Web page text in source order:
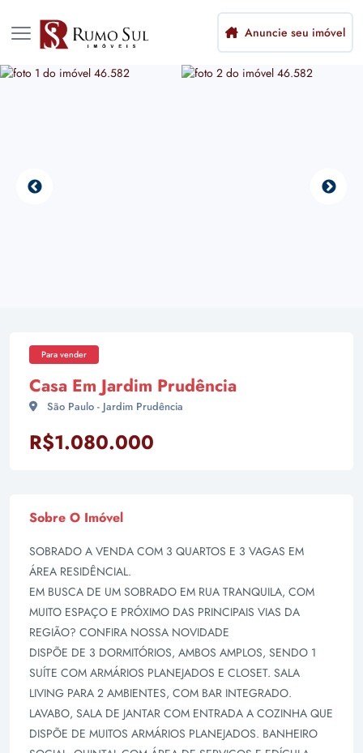
Anuncie seu imóvel
Para vender
Casa Em Jardim Prudência
São Paulo - Jardim Prudência
R$1.080.000
Sobre O Imóvel
SOBRADO A VENDA COM 3 QUARTOS E 3 VAGAS EM
ÁREA RESIDÊNCIAL.
EM BUSCA DE UM SOBRADO EM RUA TRANQUILA, COM
MUITO ESPAÇO E PRÓXIMO DAS PRINCIPAIS VIAS DA
REGIÃO? CONFIRA NOSSA NOVIDADE
DISPÕE DE 3 DORMITÓRIOS, AMBOS AMPLOS, SENDO 1
SUÍTE COM ARMÁRIOS PLANEJADOS E CLOSET. SALA
LIVING PARA 2 AMBIENTES, COM BAR INTEGRADO.
LAVABO, SALA DE JANTAR COM ENTRADA A COZINHA QUE
DISPÕE DE MUITOS ARMÁRIOS PLANEJADOS. BANHEIRO